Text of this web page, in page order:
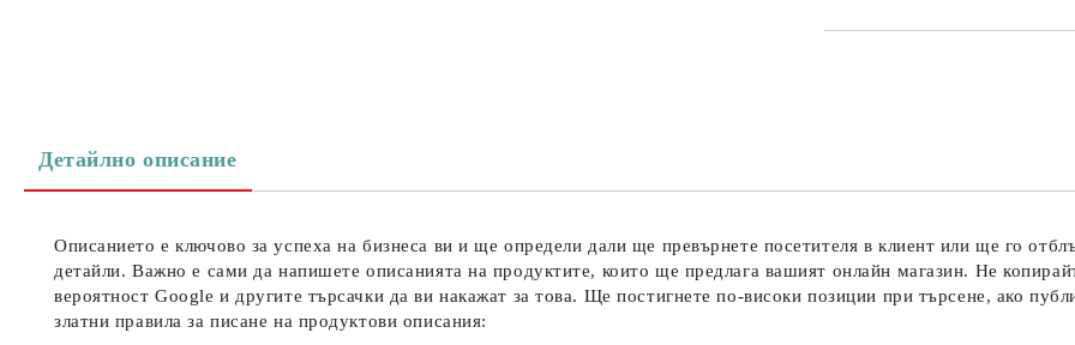
Детайлно описание
Описанието е ключово за успеха на бизнеса ви и ще определи дали ще превърнете посетителя в клиент или ще го
детайли. Важно е сами да напишете описанията на продуктите, които ще предлага вашият онлайн магазин. Не
вероятност Google и другите търсачки да ви накажат за това. Ще постигнете по-високи позиции при търсене, ако
златни правила за писане на продуктови описания: